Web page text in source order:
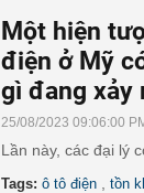
Một hiện
điện ở Mỹ
gì đang xảy
25/08/2023 09:06:00
Lần này, các đại lý
Tags: ô tô điện tồn